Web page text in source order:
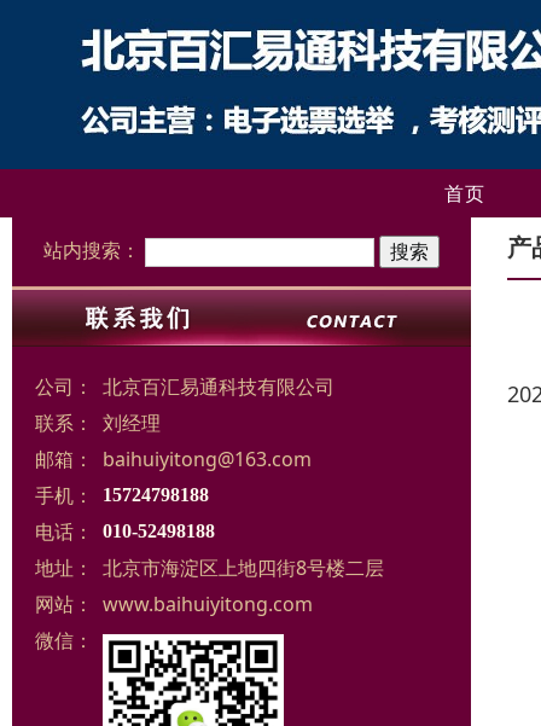
首页
站内搜索：
公司：
北京百汇易通科技有限公司
联系：
刘经理
邮箱：
baihuiyitong@163.com
手机：
15724798188
电话： 010-52498188
地址：
北京市海淀区上地四街8号楼二层
网站：
www.baihuiyitong.com
微信：
产